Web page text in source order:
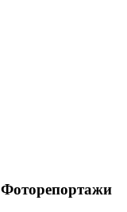
Фоторепортажи